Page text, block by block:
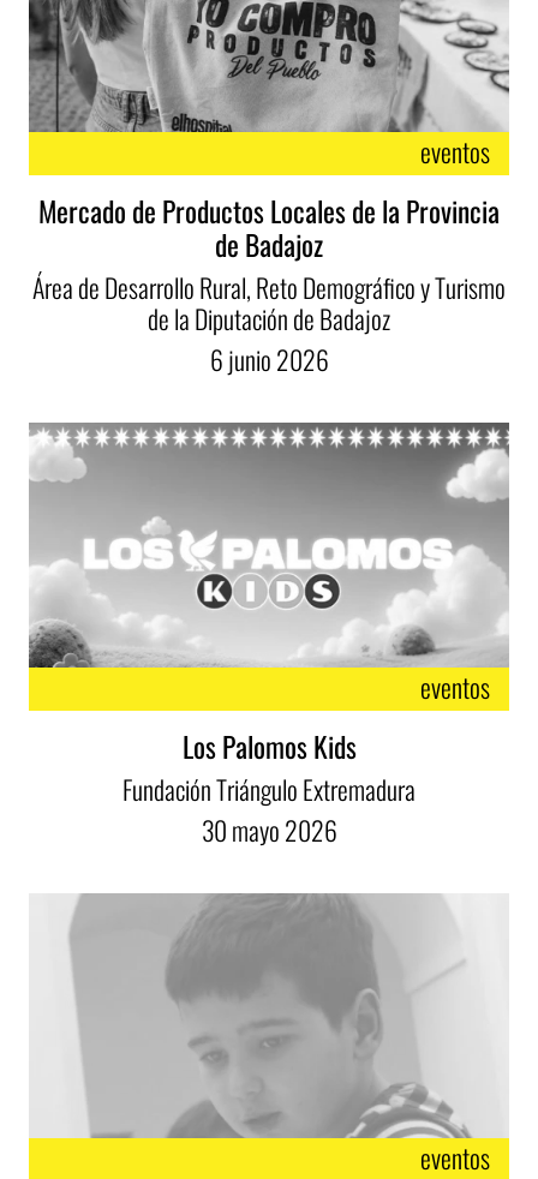
eventos
Mercado de Productos Locales de la Provincia
de Badajoz
Área de Desarrollo Rural, Reto Demográfico y Turismo
de la Diputación de Badajoz
6junio2026
eventos
Los Palomos Kids
Fundación Triángulo Extremadura
30mayo2026
eventos